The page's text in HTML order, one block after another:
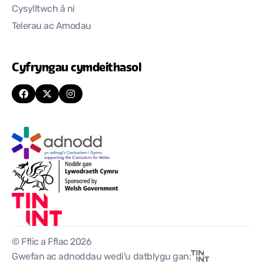
Cysylltwch â ni
Telerau ac Amodau
Cyfryngau cymdeithasol
© Fflic a Fflac 2026
Gwefan ac adnoddau wedi'u datblygu gan: